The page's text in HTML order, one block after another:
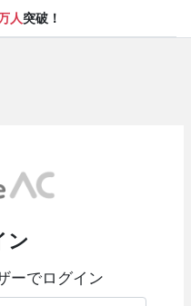
人突破！
ン
ーでログイン